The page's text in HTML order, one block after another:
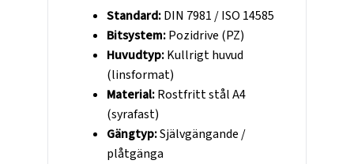
Standard:DIN 7981 / ISO 14585
Bitsystem:Pozidrive (PZ)
Huvudtyp:Kullrigt huvud
(linsformat)
Material:Rostfritt stål A4
(syrafast)
Gängtyp:Självgängande /
plåtgänga